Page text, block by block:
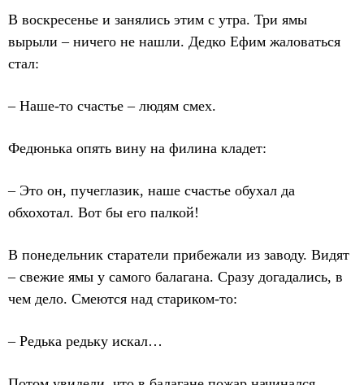
В воскресенье и занялись этим с утра. Три ямы
вырыли – ничего не нашли. Дедко Ефим жаловаться
стал:
– Наше-то счастье – людям смех.
Федюнька опять вину на филина кладет:
– Это он, пучеглазик, наше счастье обухал да
обхохотал. Вот бы его палкой!
В понедельник старатели прибежали из заводу. Видят
– свежие ямы у самого балагана. Сразу догадались, в
чем дело. Смеются над стариком-то:
– Редька редьку искал…